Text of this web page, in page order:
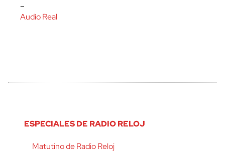
–
Audio Real
ESPECIALES DE RADIO RELOJ
Matutino de Radio Reloj